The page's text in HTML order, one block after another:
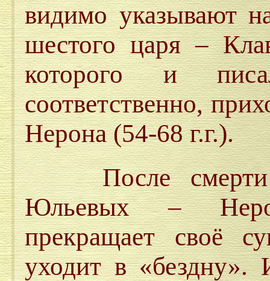
видимо указывают
шестого царя –
которого и
соответственно,
Нерона (54-68 г.г.).
После смерти
Юльевых –
прекращает своё
уходит в «бездну».